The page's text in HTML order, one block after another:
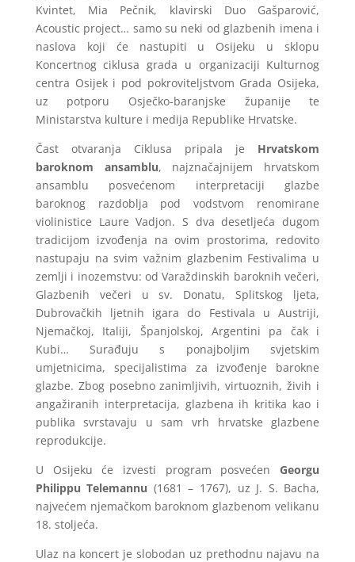
Kvintet, Mia Pečnik, klavirski Duo Gašparović,
Acoustic project… samo su neki od glazbenih imena i
naslova koji će nastupiti u Osijeku u sklopu
Koncertnog ciklusa grada u organizaciji Kulturnog
centra Osijek i pod pokroviteljstvom Grada Osijeka,
uz potporu Osječko-baranjske županije te
Ministarstva kulture i medija Republike Hrvatske.
Čast otvaranja Ciklusa pripala je Hrvatskom
baroknom ansamblu, najznačajnijem hrvatskom
ansamblu posvećenom interpretaciji glazbe
baroknog razdoblja pod vodstvom renomirane
violinistice Laure Vadjon. S dva desetljeća dugom
tradicijom izvođenja na ovim prostorima, redovito
nastupaju na svim važnim glazbenim Festivalima u
zemlji i inozemstvu: od Varaždinskih baroknih večeri,
Glazbenih večeri u sv. Donatu, Splitskog ljeta,
Dubrovačkih ljetnih igara do Festivala u Austriji,
Njemačkoj, Italiji, Španjolskoj, Argentini pa čak i
Kubi… Surađuju s ponajboljim svjetskim
umjetnicima, specijalistima za izvođenje barokne
glazbe. Zbog posebno zanimljivih, virtuoznih, živih i
angažiranih interpretacija, glazbena ih kritika kao i
publika svrstavaju u sam vrh hrvatske glazbene
reprodukcije.
U Osijeku će izvesti program posvećen Georgu
Philippu Telemannu (1681 – 1767), uz J. S. Bacha,
najvećem njemačkom baroknom glazbenom velikanu
18. stoljeća.
Ulaz na koncert je slobodan uz prethodnu najavu na